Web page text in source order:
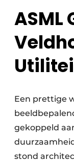
ASML
Een prettige
gekoppeld
stond